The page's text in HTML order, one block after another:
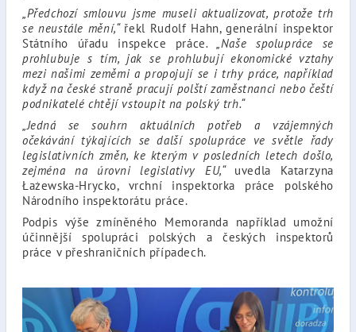
„Předchozí smlouvu jsme museli aktualizovat, protože trh
se neustále mění,“ řekl Rudolf Hahn, generální inspektor
Státního úřadu inspekce práce. „Naše spolupráce se
prohlubuje s tím, jak se prohlubují ekonomické vztahy
mezi našimi zeměmi a propojují se i trhy práce, například
když na české straně pracují polští zaměstnanci nebo čeští
podnikatelé chtějí vstoupit na polský trh.“
„Jedná se souhrn aktuálních potřeb a vzájemných
očekávání týkajících se další spolupráce ve světle řady
legislativních změn, ke kterým v posledních letech došlo,
zejména na úrovni legislativy EU,“ uvedla Katarzyna
Łażewska-Hrycko, vrchní inspektorka práce polského
Národního inspektorátu práce.
Podpis výše zmíněného Memoranda například umožní
účinnější spolupráci polských a českých inspektorů
práce v přeshraničních případech.